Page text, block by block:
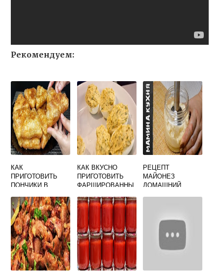
Рекомендуем:
КАК
ПРИГОТОВИТЬ
ПОНЧИКИ В
УСЛОВИЯХ
БЫСТРО И
ВКУСНО НА
СКОВОРОДЕ БЕЗ
ДРОЖЖЕЙ
КАК ВКУСНО
ПРИГОТОВИТЬ
ФАРШИРОВАННЫ
РЕЦЕПТ
МАЙОНЕЗ
ДОМАШНИЙ